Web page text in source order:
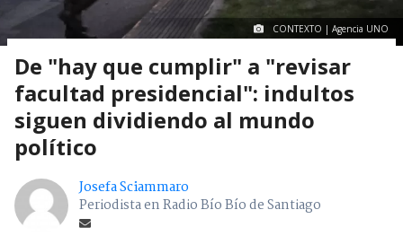
CONTEXTO | Agencia UNO
De "hay que cumplir" a "revisar
facultad presidencial": indultos
siguen dividiendo al mundo
político
Josefa Sciammaro
Periodista en Radio Bío Bío de Santiago